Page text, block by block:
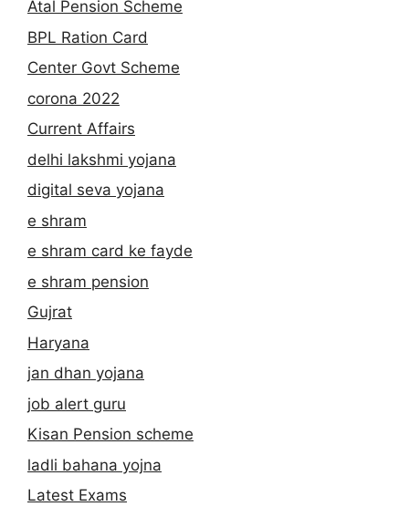
Atal Pension Scheme
BPL Ration Card
Center Govt Scheme
corona 2022
Current Affairs
delhi lakshmi yojana
digital seva yojana
e shram
e shram card ke fayde
e shram pension
Gujrat
Haryana
jan dhan yojana
job alert guru
Kisan Pension scheme
ladli bahana yojna
Latest Exams